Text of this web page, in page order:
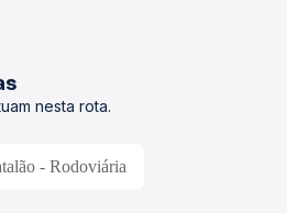
nesta rota.
- Rodoviária